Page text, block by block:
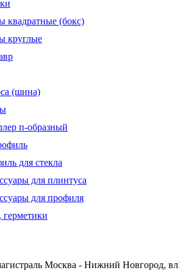
квадратные (бокс)
круглые
(шина)
п-образный
для стекла
для плинтуса
для профиля
герметики
Москва - Нижний Новгород,